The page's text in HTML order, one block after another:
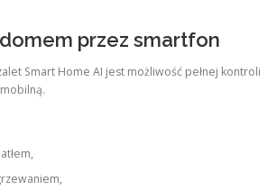
przez smartfon
Smart Home AI jest możliwość pełnej kontroli